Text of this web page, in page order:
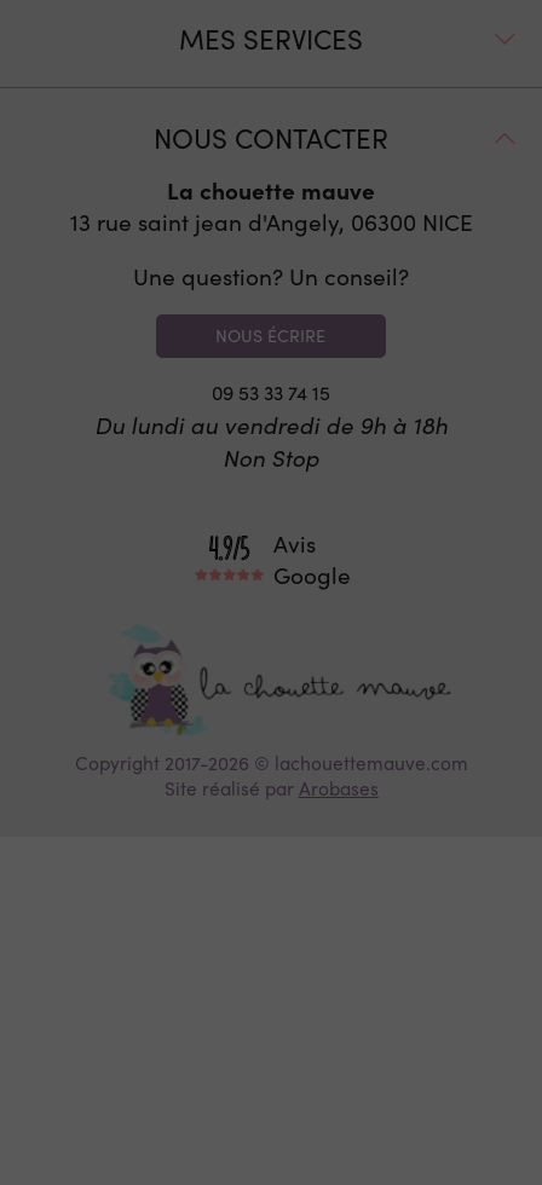
MES SERVICES
NOUS CONTACTER
La chouette mauve
13 rue saint jean d'Angely, 06300 NICE
Une question? Un conseil?
NOUS ÉCRIRE
09 53 33 74 15
Du lundi au vendredi de 9h à 18h
Non Stop
Avis
Google
Copyright 2017-2026 © lachouettemauve.com
Site réalisé par Arobases